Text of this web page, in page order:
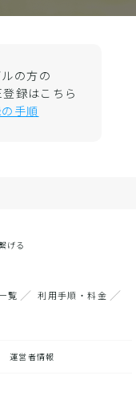
の方の
登録はこちら
手順
げる
覧
利用手順・料金
運営者情報